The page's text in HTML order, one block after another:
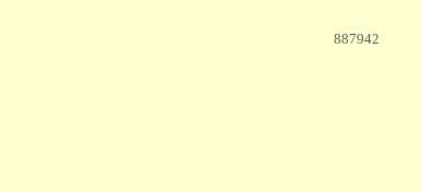
887942